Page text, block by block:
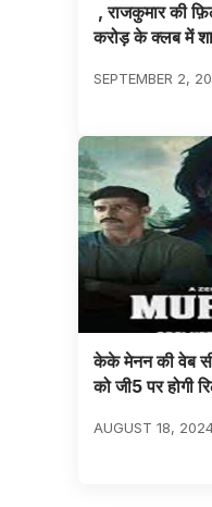
, राजकुमार की
करोड़ के क्लब में
SEPTEMBER 2,
केके मेनन की वेब
को जी5 पर होगी
AUGUST 18,